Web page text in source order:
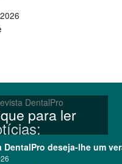
para ler
DentalPro deseja-lhe um